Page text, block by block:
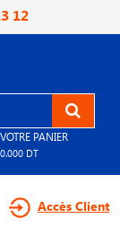
12
VOTRE PANIER
0.000 DT
Accès Client